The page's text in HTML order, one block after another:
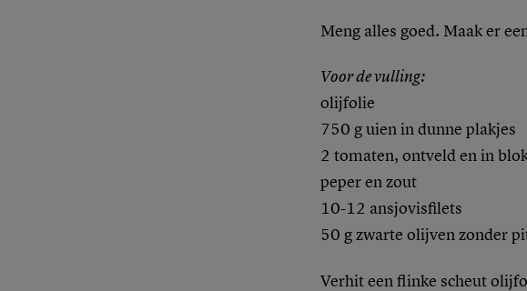
Meng alles goed. Maak er
Voor de vulling:
olijfolie
750 g uien in dunne plakjes
2 tomaten, ontveld en in
peper en zout
10-12 ansjovisfilets
50 g zwarte olijven zonder
Verhit een flinke scheut